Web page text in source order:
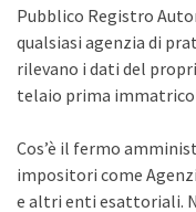
Pubblico Registro
qualsiasi agenzia di
rilevano i dati del
telaio prima
Cos’è il fermo
impositori come
e altri enti esattoriali.